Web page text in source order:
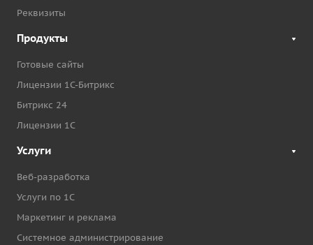
Реквизиты
Продукты
Готовые сайты
Лицензии 1С-Битрикс
Битрикс 24
Лицензии 1С
Услуги
Веб-разработка
Услуги по 1С
Маркетинг и реклама
Системное администрирование